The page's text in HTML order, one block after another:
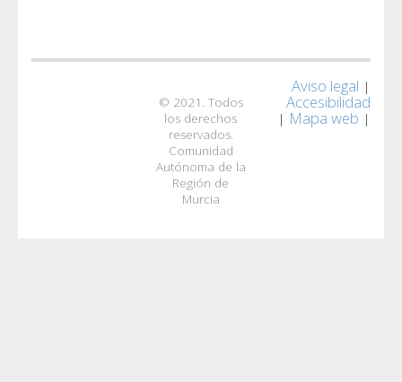
© 2021. Todos
los derechos
reservados.
Comunidad
Autónoma de la
Región de
Murcia
Aviso legal |
Accesibilidad
| Mapa web |